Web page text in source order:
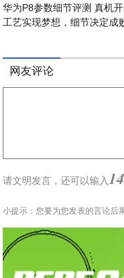
华为P8参数细节评测 真机
工艺实现梦想，细节决定成
网友评论
请文明发言，还可以输入
小提示：您要为您发表的言论后